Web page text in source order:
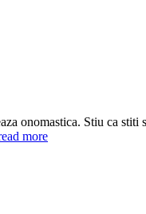
onomastica. Stiu ca
more